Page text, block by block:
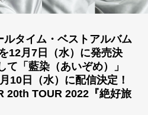
タイム・ベストアルバム
12月7日（水）に発売決
「藍染（あいぞめ）」
10日（水）に配信決定！
20th TOUR 2022『絶好旅